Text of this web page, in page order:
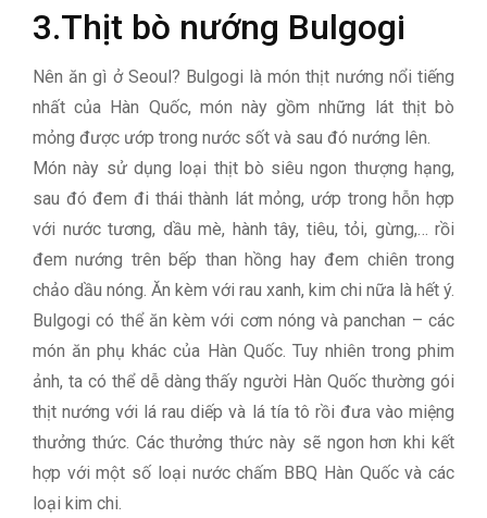
3.Thịt bò nướng Bulgogi
Nên ăn gì ở Seoul? Bulgogi là món thịt nướng nổi tiếng
nhất của Hàn Quốc, món này gồm những lát thịt bò
mỏng được ướp trong nước sốt và sau đó nướng lên.
Món này sử dụng loại thịt bò siêu ngon thượng hạng,
sau đó đem đi thái thành lát mỏng, ướp trong hỗn hợp
với nước tương, dầu mè, hành tây, tiêu, tỏi, gừng,… rồi
đem nướng trên bếp than hồng hay đem chiên trong
chảo dầu nóng. Ăn kèm với rau xanh, kim chi nữa là hết ý.
Bulgogi có thể ăn kèm với cơm nóng và panchan – các
món ăn phụ khác của Hàn Quốc. Tuy nhiên trong phim
ảnh, ta có thể dễ dàng thấy người Hàn Quốc thường gói
thịt nướng với lá rau diếp và lá tía tô rồi đưa vào miệng
thưởng thức. Các thưởng thức này sẽ ngon hơn khi kết
hợp với một số loại nước chấm BBQ Hàn Quốc và các
loại kim chi.